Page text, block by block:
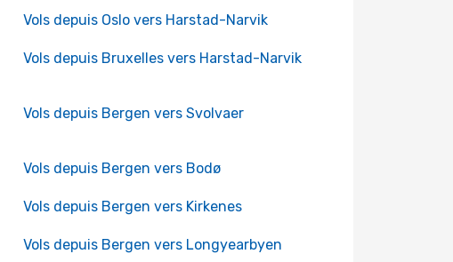
Vols depuis Oslo vers Harstad-Narvik
Vols depuis Bruxelles vers Harstad-Narvik
Vols depuis Bergen vers Svolvaer
Vols depuis Bergen vers Bodø
Vols depuis Bergen vers Kirkenes
Vols depuis Bergen vers Longyearbyen